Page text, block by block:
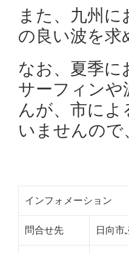
また、九州
の良い波を求
なお、夏季に
サーフィンや
んが、市によ
いませんので
インフォメーション
問合せ先 日向市